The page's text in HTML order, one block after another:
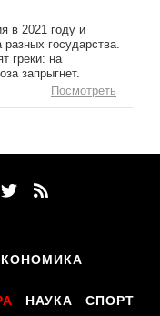
в 2021 году и
государства.
греки: на
запрыгнет.
Посмотреть
НАУКА СПОРТ